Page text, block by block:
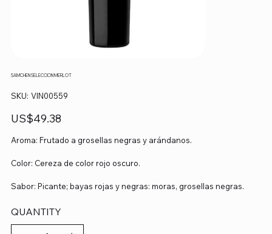
SAMCHEN SELECCION MERLOT
SKU: SKU
VIN00559
VIN00559
Precio
US$49.38
Aroma: Frutado a grosellas negras y arándanos.
Color: Cereza de color rojo oscuro.
Sabor: Picante; bayas rojas y negras: moras, grosellas negras.
QUANTITY